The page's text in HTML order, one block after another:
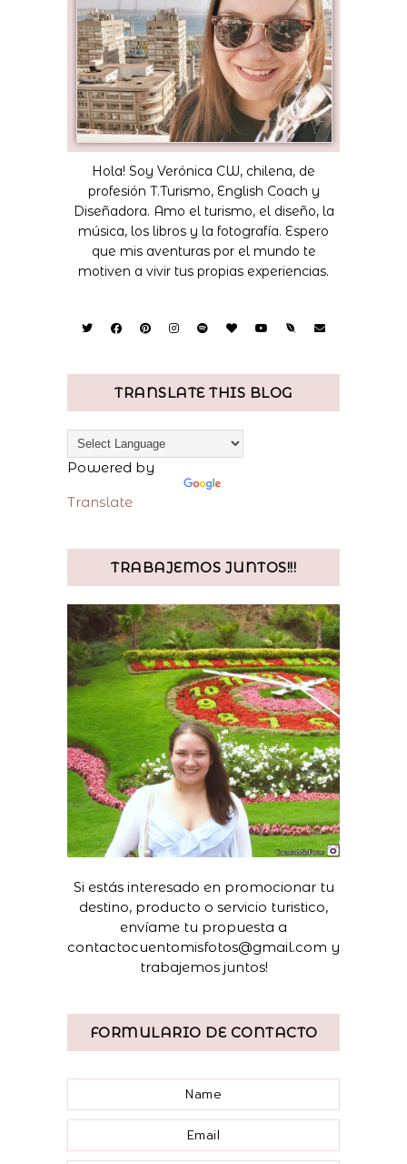
Hola! Soy Verónica CW, chilena, de
profesión T.Turismo, English Coach y
Diseñadora. Amo el turismo, el diseño, la
música, los libros y la fotografía. Espero
que mis aventuras por el mundo te
motiven a vivir tus propias experiencias.
TRANSLATE THIS BLOG
Powered by
Translate
TRABAJEMOS JUNTOS!!!
Si estás interesado en promocionar tu
destino, producto o servicio turistico,
envíame tu propuesta a
contactocuentomisfotos@gmail.com y
trabajemos juntos!
FORMULARIO DE CONTACTO